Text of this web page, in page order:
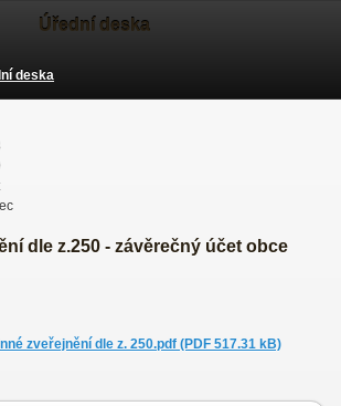
Úřední deska
deska
dle z.250 - závěrečný účet obce
zveřejnění dle z. 250.pdf (PDF 517.31 kB)